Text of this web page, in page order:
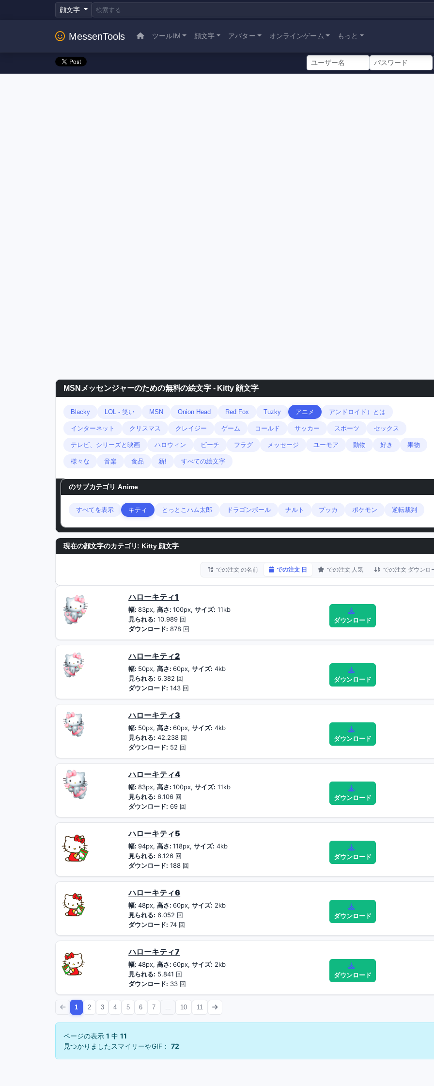
顔文字
MessenTools ツールIM 顔文字 アバター オンラインゲーム もっと
MSNメッセンジャーのための無料の絵文字 - Kitty 顔文字
Blacky LOL - 笑い MSN Onion Head Red Fox Tuzky アニメ アンドロイド）とは
インターネット クリスマス クレイジー ゲーム コールド サッカー スポーツ セックス
テレビ、シリーズと映画 ハロウィン ビーチ フラグ メッセージ ユーモア 動物 好き 果物
様々な 音楽 食品 新! すべての絵文字
のサブカテゴリ Anime
すべてを表示 キティ とっとこハム太郎 ドラゴンボール ナルト プッカ ポケモン 逆転裁判
現在の顔文字のカテゴリ: Kitty 顔文字
での注文 の名前 での注文 日 での注文 人気 での注文 ダウンロ
ハローキティ1
幅:83px,高さ:100px,サイズ: 11kb
見られる: 10.989 回
ダウンロード: 878 回
ダウンロード
ハローキティ2
幅: 50px,高さ:60px,サイズ: 4kb
見られる: 6.382 回
ダウンロード: 143 回
ダウンロード
ハローキティ3
幅: 50px,高さ:60px,サイズ: 4kb
見られる: 42.238 回
ダウンロード: 52 回
ダウンロード
ハローキティ4
幅:83px,高さ:100px,サイズ: 11kb
見られる: 6.106 回
ダウンロード: 69 回
ダウンロード
ハローキティ5
幅:94px,高さ:118px,サイズ: 4kb
見られる: 6.126 回
ダウンロード: 188 回
ダウンロード
ハローキティ6
幅:48px,高さ:60px,サイズ: 2kb
見られる: 6.052 回
ダウンロード: 74 回
ダウンロード
ハローキティ7
幅:48px,高さ:60px,サイズ: 2kb
見られる: 5.841 回
ダウンロード: 33 回
ダウンロード
1 2 3 4 5 6 7 10 11
ページの表示 1 中 11
見つかりましたスマイリーやGIF： 72